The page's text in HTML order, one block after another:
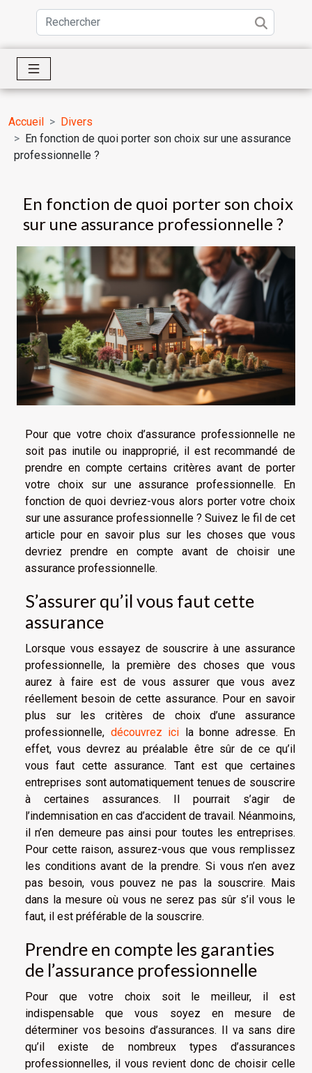
Accueil
Divers
En fonction de quoi porter son choix sur une assurance
professionnelle ?
En fonction de quoi porter son choix
sur une assurance professionnelle ?
Pour que votre choix d’assurance professionnelle ne
soit pas inutile ou inapproprié, il est recommandé de
prendre en compte certains critères avant de porter
votre choix sur une assurance professionnelle. En
fonction de quoi devriez-vous alors porter votre choix
sur une assurance professionnelle ? Suivez le fil de cet
article pour en savoir plus sur les choses que vous
devriez prendre en compte avant de choisir une
assurance professionnelle.
S’assurer qu’il vous faut cette
assurance
Lorsque vous essayez de souscrire à une assurance
professionnelle, la première des choses que vous
aurez à faire est de vous assurer que vous avez
réellement besoin de cette assurance. Pour en savoir
plus sur les critères de choix d’une assurance
professionnelle, découvrez ici la bonne adresse. En
effet, vous devrez au préalable être sûr de ce qu’il
vous faut cette assurance. Tant est que certaines
entreprises sont automatiquement tenues de souscrire
à certaines assurances. Il pourrait s’agir de
l’indemnisation en cas d’accident de travail. Néanmoins,
il n’en demeure pas ainsi pour toutes les entreprises.
Pour cette raison, assurez-vous que vous remplissez
les conditions avant de la prendre. Si vous n’en avez
pas besoin, vous pouvez ne pas la souscrire. Mais
dans la mesure où vous ne serez pas sûr s’il vous le
faut, il est préférable de la souscrire.
Prendre en compte les garanties
de l’assurance professionnelle
Pour que votre choix soit le meilleur, il est
indispensable que vous soyez en mesure de
déterminer vos besoins d’assurances. Il va sans dire
qu’il existe de nombreux types d’assurances
professionnelles, il vous revient donc de choisir celle